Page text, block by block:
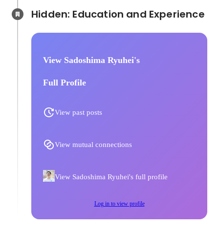
View Sadoshima Ryuhei's
Full Profile
View past posts
View mutual connections
View Sadoshima Ryuhei's full profile
Log in to view profile